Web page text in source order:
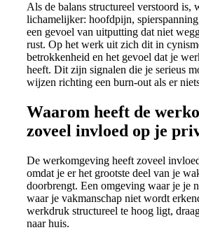
Als de balans structureel verstoord is,
lichamelijker: hoofdpijn,
een gevoel van uitputting dat niet
rust. Op het werk uit zich dit in
betrokkenheid en het gevoel dat je
heeft. Dit zijn signalen die je serieus
wijzen richting een burn-out als er
Waarom heeft de
zoveel invloed op je
De werkomgeving heeft zoveel
omdat je er het grootste deel van je
doorbrengt. Een omgeving waar je je
waar je vakmanschap niet wordt
werkdruk structureel te hoog ligt,
naar huis.